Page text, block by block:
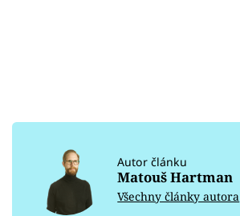
Autor článku
Matouš Hartman
Všechny články autora